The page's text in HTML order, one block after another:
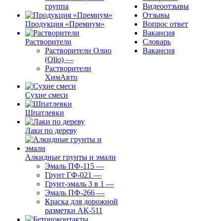
группа
Продукция «Премиум»
Растворители
Растворители Олио
(Olio) —
Растворители
ХимАвто
Сухие смеси
Шпатлевки
Лаки по дереву
Алкидные грунты и эмали
Эмаль ПФ-115 —
Грунт ГФ-021 —
Грунт-эмаль 3 в 1 —
Эмаль ПФ-266 —
Краска для дорожной
разметки АК-511
Видеоотзывы
Отзывы
Вопрос ответ
Вакансия
Словарь
Вакансия